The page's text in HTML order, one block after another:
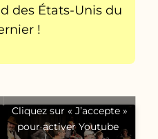
des États-Unis du
!
Cliquez sur « J’accepte »
pour activer Youtube